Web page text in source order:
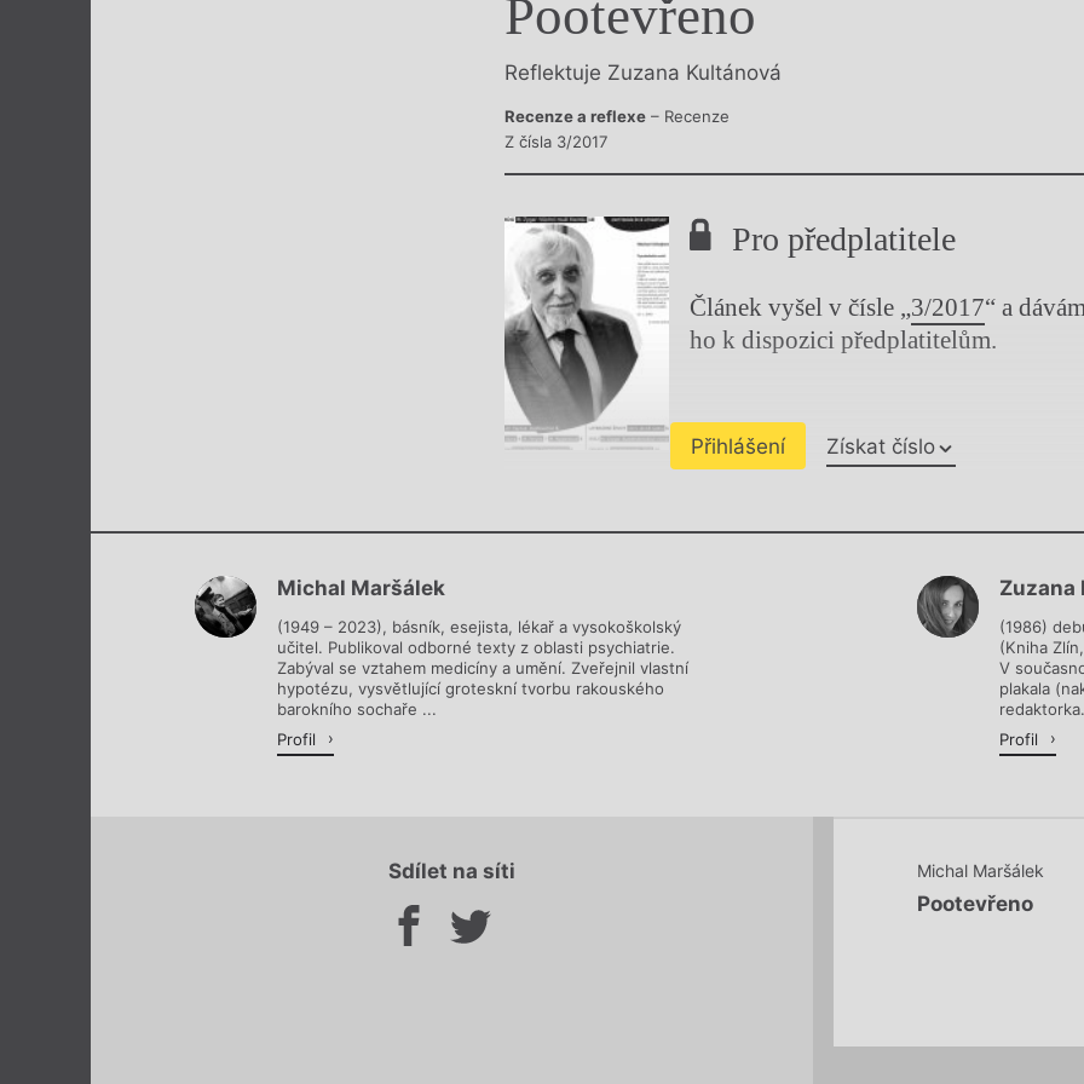
Výroční cenyPootevřeno
Reflektuje Zuzana Kultánová
Recenze a reflexe – Recenze
Z čísla 3/2017
Pro předplatitele
Článek vyšel v čísle „3/2017“ a
ho k dispozici předplatitelům.
Přihlášení Získat číslo
Chviličku.
Michal Maršálek
(1949 – 2023), básník, esejista, lékař a vysokoškolský
učitel. Publikoval odborné texty z oblasti psychiatrie.
Zabýval se vztahem medicíny a umění. Zveřejnil vlastní
hypotézu, vysvětlující groteskní tvorbu rakouského
barokního sochaře ...
Profil
Zuzana
(1986)
(Kniha
V
plakala
Profil
Sdílet na síti Michal Maršálek
Pootevřeno